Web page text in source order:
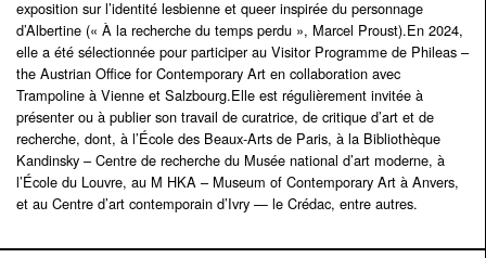
exposition sur l’identité lesbienne et queer inspirée du personnage
d’Albertine (« À la recherche du temps perdu », Marcel Proust).En 2024,
elle a été sélectionnée pour participer au Visitor Programme de Phileas –
the Austrian Office for Contemporary Art en collaboration avec
Trampoline à Vienne et Salzbourg.Elle est régulièrement invitée à
présenter ou à publier son travail de curatrice, de critique d’art et de
recherche, dont, à l’École des Beaux-Arts de Paris, à la Bibliothèque
Kandinsky – Centre de recherche du Musée national d’art moderne, à
l’École du Louvre, au M HKA – Museum of Contemporary Art à Anvers,
et au Centre d’art contemporain d’Ivry — le Crédac, entre autres.